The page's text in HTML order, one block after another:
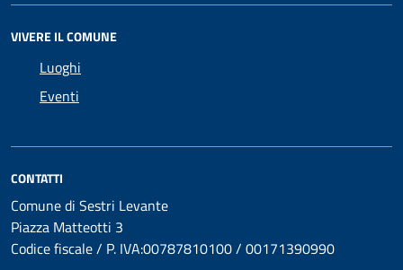
VIVERE IL COMUNE
Luoghi
Eventi
CONTATTI
Comune di Sestri Levante
Piazza Matteotti 3
Codice fiscale / P. IVA:00787810100 / 00171390990